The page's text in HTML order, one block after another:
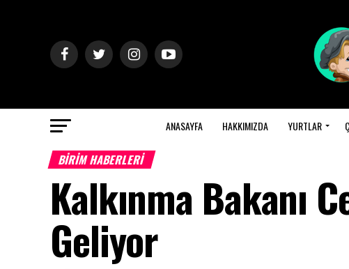
ANASAYFA HAKKIMIZDA YURTLAR
BİRİM HABERLERİ
Kalkınma Bakanı
Geliyor